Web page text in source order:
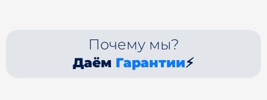
Почему мы?
Даём Гарантии⚡